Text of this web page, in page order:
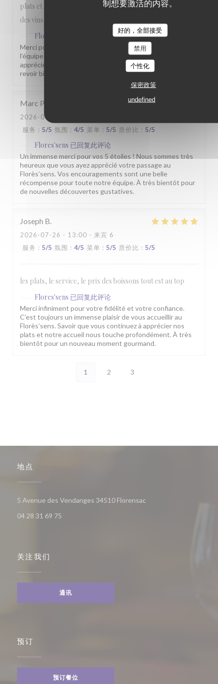
制想要激活的内容。
好的，全部接受
禁用
个性化
保密政策
undefined
plats et une quantité dans l'assiette bien satisfaisante. Prix
des vins plus qu'honorable.
Flores'sens
Merci pour votre commentaire sympathique. Toute
l’équipe du Florès’sens est heureuse que vous ayez
apprécié votre passage chez nous. Nous espérons vous
revoir bientôt pour vous faire découvrir d’autres saveurs.
Marc P
2026-07-31
服务 : 5/5 氛围 : 4/5 菜单 : 5/5 质价比 : 5/5
Flores'sens 已回复此评论
Un immense merci pour vos 5 étoiles ! Nous sommes très
heureux que vous ayez apprécié votre passage au
Florès’sens. Vos encouragements sont une belle
récompense pour toute notre équipe. À très bientôt pour
de nouvelles découvertes gustatives.
Joseph B
2026-07-26 - 13:00 - 来宾 6
服务 : 5/5 氛围 : 4/5 菜单 : 5/5 质价比 : 5/5
les plats, le service, le prix des boissons tout est au top
Flores'sens 已回复此评论
Merci infiniment pour votre fidélité et votre confiance.
C’est toujours un immense plaisir de vous accueillir au
Florès’sens. Savoir que vous continuez à apprécier nos
plats et notre accueil nous touche profondément. À très
bientôt pour un nouveau moment gourmand.
1 2 3
地点
5 Avenue des Vendanges 34510 Florensac
04 28 31 69 75
关注我们
通讯
预订
预订餐位